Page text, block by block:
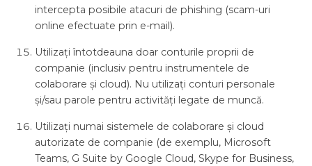
intercepta posibile atacuri de phishing (scam-uri
online efectuate prin e-mail).
Utilizați întotdeauna doar conturile proprii de
companie (inclusiv pentru instrumentele de
colaborare și cloud). Nu utilizați conturi personale
și/sau parole pentru activități legate de muncă.
Utilizați numai sistemele de colaborare și cloud
autorizate de companie (de exemplu, Microsoft
Teams, G Suite by Google Cloud, Skype for Business,